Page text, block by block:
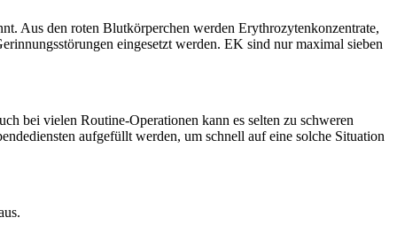
Aus den roten Blutkörperchen werden Erythrozytenkonzentrate,
eingesetzt werden. EK sind nur maximal sieben
bei vielen Routine-Operationen kann es selten zu schweren
aufgefüllt werden, um schnell auf eine solche Situation